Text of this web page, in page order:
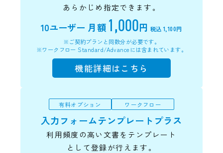
あらかじめ指定できます。
10ユーザー 月額 1,000円 税込 1,100円
※ご契約プランと同数分が必要です。
※ワークフロー Standard/Advanceには含まれています。
機能詳細はこちら
有料オプション ワークフロー
入力フォームテンプレートプラス
利用頻度の高い文書をテンプレート
として登録が行えます。